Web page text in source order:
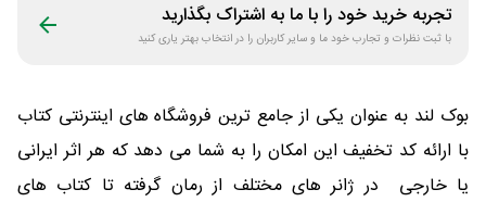
تجربه خرید خود را با ما به اشتراک بگذارید
با ثبت نظرات و تجارب خود ما و سایر کاربران را در انتخاب بهتر یاری کنید
بوک لند به عنوان یکی از جامع ترین فروشگاه های اینترنتی کتاب
با ارائه کد تخفیف این امکان را به شما می دهد که هر اثر ایرانی
یا خارجی در ژانر های مختلف از رمان گرفته تا کتاب های